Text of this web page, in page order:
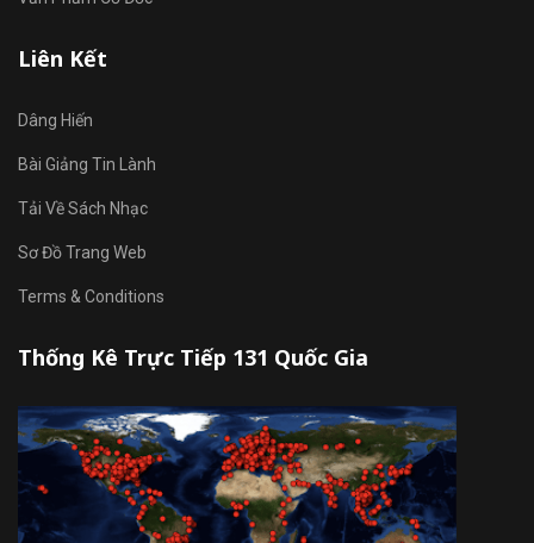
Liên Kết
Dâng Hiến
Bài Giảng Tin Lành
Tải Về Sách Nhạc
Sơ Đồ Trang Web
Terms & Conditions
Thống Kê Trực Tiếp 131 Quốc Gia